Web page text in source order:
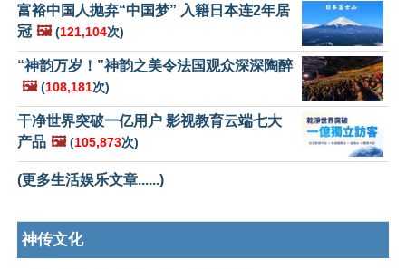
富裕中国人抛弃“中国梦” 入籍日本连2年居
冠 🖼️ (121,104次)
“神韵万岁！”神韵之美令法国观众深深陶醉
🖼️ (108,181次)
干净世界突破一亿用户 影视教育云端七大
产品 🖼️ (105,873次)
(更多生活娱乐文章......)
神传文化